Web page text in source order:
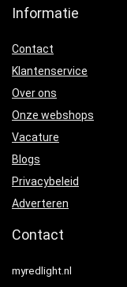
Informatie
Contact
Klantenservice
Over ons
Onze webshops
Vacature
Blogs
Privacybeleid
Adverteren
Contact
myredlight.nl